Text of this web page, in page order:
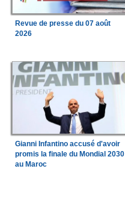
Revue de presse du 07 août
2026
Gianni Infantino accusé d'avoir
promis la finale du Mondial 2030
au Maroc